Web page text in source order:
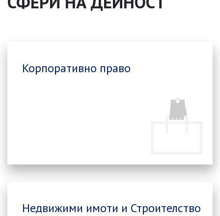
Корпоративно право
Недвижими имоти и Строителство